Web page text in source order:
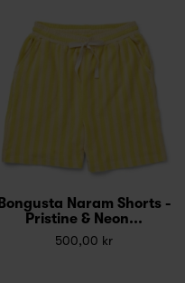
Bongusta Naram Shorts -
Pristine & Neon...
500,00 kr